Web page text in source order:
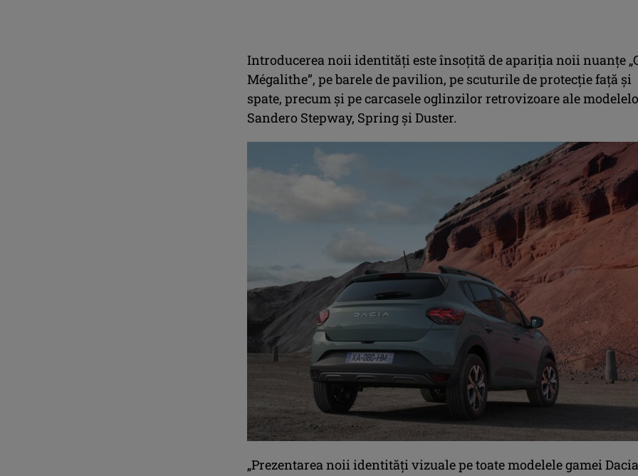
Introducerea noii identități este însoțită de apariția noii nuanțe
Mégalithe”, pe barele de pavilion, pe scuturile de protecţie faţă şi
spate, precum şi pe carcasele oglinzilor retrovizoare ale
Sandero Stepway, Spring şi Duster.
„Prezentarea noii identități vizuale pe toate modelele gamei Dacia